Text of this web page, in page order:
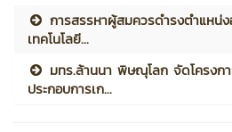
การสรรหาผู้สมควรดำรงตำแหน่
เทคโนโลยี...
มทร.ล้านนา พิษณุโลก จัดโครง
ประกอบการเก...